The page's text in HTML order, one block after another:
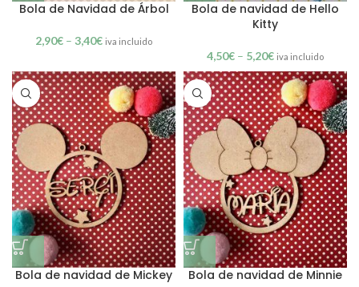
Bola de Navidad de Árbol
2,90€ – 3,40€ iva incluido
Bola de navidad de Hello
Kitty
4,50€ – 5,20€ iva incluido
Bola de navidad de Mickey Bola de navidad de Minnie